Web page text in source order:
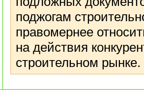
поджогам
правомернее
на действия
строительном рынке.